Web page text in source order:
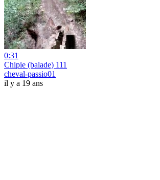
0:31
Chipie (balade) 111
cheval-passio01
il y a 19 ans